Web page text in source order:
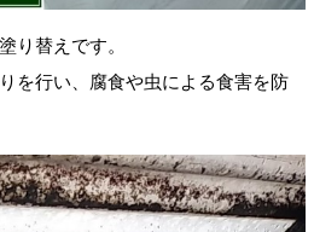
り替えです。
を行い、腐食や虫による食害を防